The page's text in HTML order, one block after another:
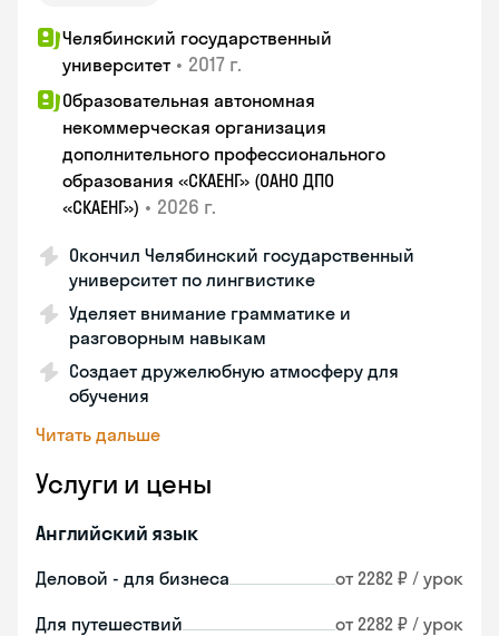
Челябинский государственный
университет • 2017 г.
Образовательная автономная
некоммерческая организация
дополнительного профессионального
образования «СКАЕНГ» (ОАНО ДПО
«СКАЕНГ») • 2026 г.
Окончил Челябинский государственный
университет по лингвистике
Уделяет внимание грамматике и
разговорным навыкам
Создает дружелюбную атмосферу для
обучения
Читать дальше
Услуги и цены
Английский язык
Деловой - для бизнеса от 2282 ₽ / урок
Для путешествий от 2282 ₽ / урок